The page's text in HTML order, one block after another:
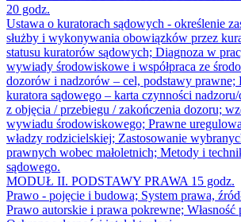
20 godz.
Ustawa o kuratorach sądowych - określenie
służby i wykonywania obowiązków przez
statusu kuratorów sądowych; Diagnoza w
wywiady środowiskowe i współpraca ze
dozorów i nadzorów – cel, podstawy prawne;
kuratora sądowego – karta czynności
z objęcia / przebiegu / zakończenia dozoru;
wywiadu środowiskowego; Prawne
władzy rodzicielskiej; Zastosowanie
prawnych wobec małoletnich; Metody i
sądowego.
MODUŁ II. PODSTAWY PRAWA 15 godz.
Prawo - pojęcie i budowa; System prawa,
Prawo autorskie i prawa pokrewne; Własność